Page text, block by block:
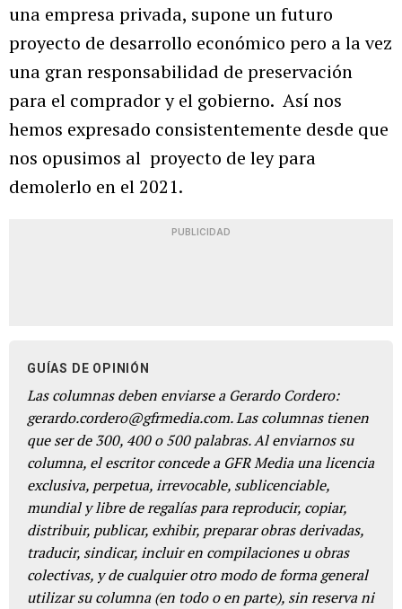
una empresa privada, supone un futuro
proyecto de desarrollo económico pero a la vez
una gran responsabilidad de preservación
para el comprador y el gobierno. Así nos
hemos expresado consistentemente desde que
nos opusimos al proyecto de ley para
demolerlo en el 2021.
PUBLICIDAD
GUÍAS DE OPINIÓN
Las columnas deben enviarse a Gerardo Cordero:
gerardo.cordero@gfrmedia.com. Las columnas tienen
que ser de 300, 400 o 500 palabras. Al enviarnos su
columna, el escritor concede a GFR Media una licencia
exclusiva, perpetua, irrevocable, sublicenciable,
mundial y libre de regalías para reproducir, copiar,
distribuir, publicar, exhibir, preparar obras derivadas,
traducir, sindicar, incluir en compilaciones u obras
colectivas, y de cualquier otro modo de forma general
utilizar su columna (en todo o en parte), sin reserva ni